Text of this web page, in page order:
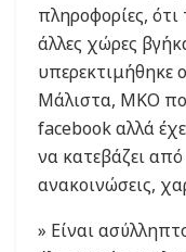
πληροφορίες,
άλλες χώρες
υπερεκτιμήθηκε
Μάλιστα, ΜΚΟ
facebook αλλά
να κατεβάζει από
ανακοινώσεις,
» Είναι